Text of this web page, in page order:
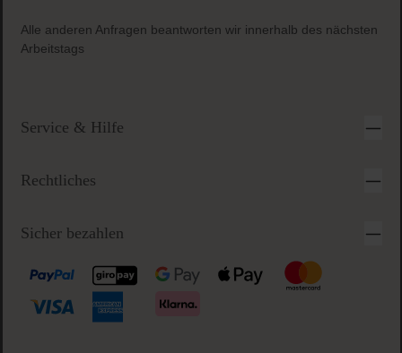
Alle anderen Anfragen beantworten wir innerhalb des nächsten
Arbeitstags
Service & Hilfe
Rechtliches
Sicher bezahlen